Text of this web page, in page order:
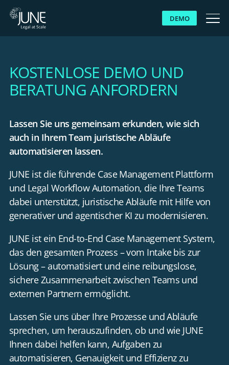
LÖSUNGEN
KUNDEN
RESSOURCEN
ÜBER UNS
EN
KONTAKT
DEMO
KOSTENLOSE DEMO UND
BERATUNG ANFORDERN
Lassen Sie uns gemeinsam erkunden, wie sich
auch in Ihrem Team juristische Abläufe
automatisieren lassen.
JUNE ist die führende Case Management Plattform
und Legal Workflow Automation, die Ihre Teams
dabei unterstützt, juristische Abläufe mit Hilfe von
generativer und agentischer KI zu modernisieren.
JUNE ist ein End-to-End Case Management System,
das den gesamten Prozess – vom Intake bis zur
Lösung – automatisiert und eine reibungslose,
sichere Zusammenarbeit zwischen Teams und
externen Partnern ermöglicht.
Lassen Sie uns über Ihre Prozesse und Abläufe
sprechen, um herauszufinden, ob und wie JUNE
Ihnen dabei helfen kann, Aufgaben zu
automatisieren, Genauigkeit und Effizienz zu